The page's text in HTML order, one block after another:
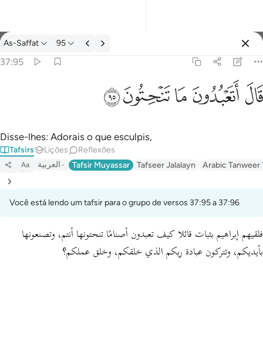
Tafsir: As-Saffat 37:95
As-Saffat 95
37:95
ﲟﲠﲡﲢﲣ
Disse-lhes: Adorais o que esculpis,
Tafsirs Lições Reflexões
Aa العربية Tafsir Muyassar Tafseer Jalalayn Arabic Tanweer
Você está lendo um tafsir para o grupo de versos 37:95 a 37:96
فلقيهم إبراهيم بثبات قائلا كيف تعبدون أصنامًا تنحتونها أنتم، وتصنعونها
بأيديكم، وتتركون عبادة ربكم الذي خلقكم، وخلق عملكم؟